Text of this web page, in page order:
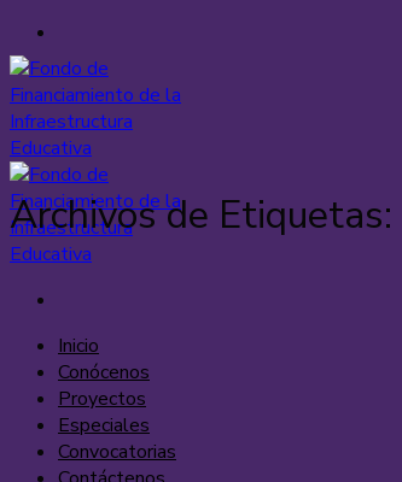
Saltar
al
contenido
Inicio
Conócenos
Proyectos
Especiales
Convocatorias
Archivos de Etiquetas: